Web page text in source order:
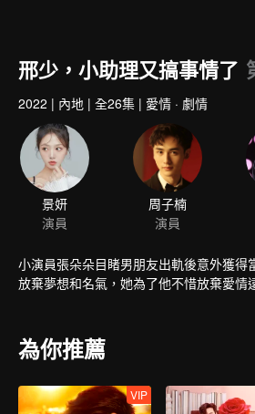
邢少，小助理又搞事情了
2022 | 內地 | 全26集 | 愛情 · 劇情
景妍
演員
周子楠
演員
小演員張朵朵目睹男朋友出軌後意外獲
放棄夢想和名氣，她為了他不惜放棄愛情
為你推薦
VIP